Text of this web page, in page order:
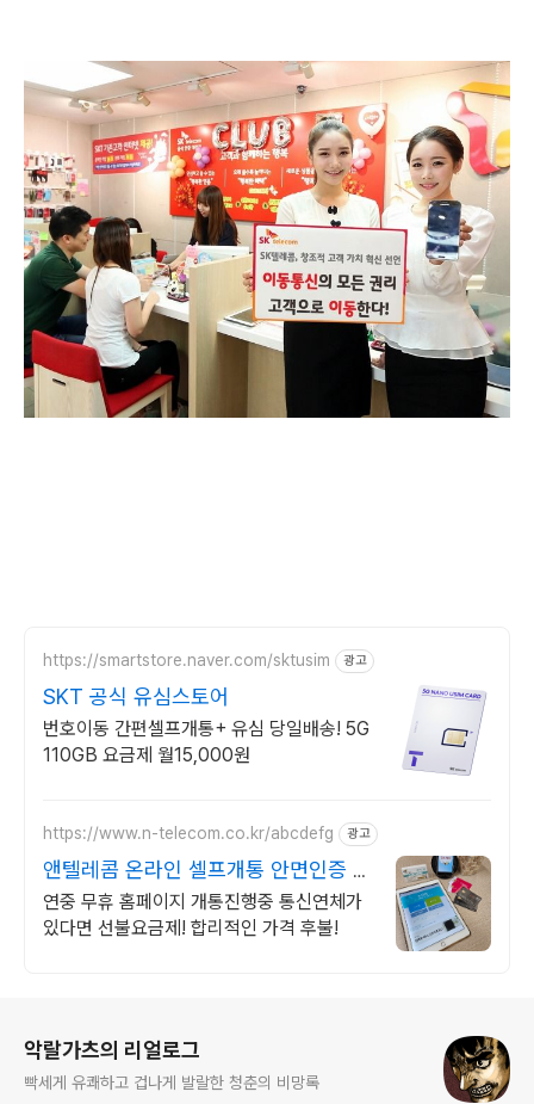
https://smartstore.naver.com/sktusim 광고
SKT 공식 유심스토어
번호이동 간편셀프개통+ 유심 당일배송! 5G
110GB 요금제 월15,000원
https://www.n-telecom.co.kr/abcdefg 광고
앤텔레콤 온라인 셀프개통 안면인증 건
너뛰기 가능기간
연중 무휴 홈페이지 개통진행중 통신연체가
있다면 선불요금제! 합리적인 가격 후불!
악랄가츠의 리얼로그
빡세게 유쾌하고 겁나게 발랄한 청춘의 비망록